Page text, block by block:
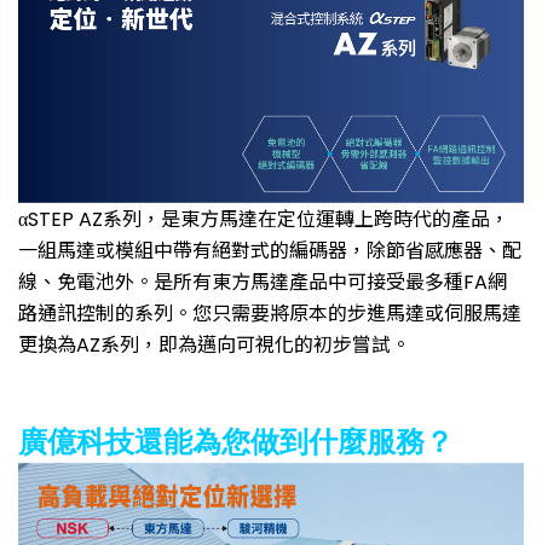
αSTEP AZ系列，是東方馬達在定位運轉上跨時代的產品，
一組馬達或模組中帶有絕對式的編碼器，除節省感應器、配
線、免電池外。是所有東方馬達產品中可接受最多種FA網
路通訊控制的系列。您只需要將原本的步進馬達或伺服馬達
更換為AZ系列，即為邁向可視化的初步嘗試。
廣億科技還能為您做到什麼服務？